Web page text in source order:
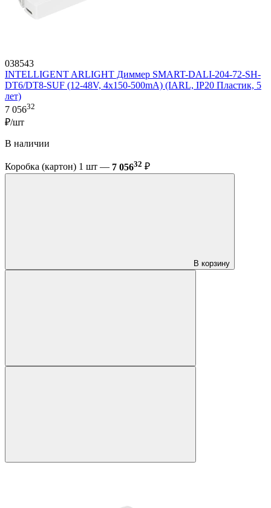
038543
INTELLIGENT ARLIGHT Диммер SMART-DALI-204-72-SH-
DT6/DT8-SUF (12-48V, 4x150-500mA) (IARL, IP20 Пластик, 5
лет)
7 05632
₽/шт
В наличии
Коробка (картон) 1 шт — 7 05632 ₽
В корзину